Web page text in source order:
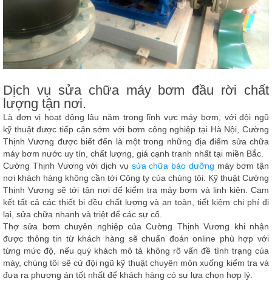
Dịch vụ sửa chữa máy bơm đầu rời chất
lượng tận nơi.
Là đơn vị hoạt động lâu năm trong lĩnh vực máy bơm, với đội ngũ
kỹ thuật được tiếp cận sớm với bơm công nghiệp tại Hà Nội, Cường
Thịnh Vương được biết đến là một trong những địa điểm sửa chữa
máy bơm nước uy tín, chất lượng, giá cạnh tranh nhất tại miền Bắc.
Cường Thịnh Vương với dịch vụ sửa chữa bảo dưỡng máy bơm tận
nơi khách hàng không cần tới Công ty của chúng tôi. Kỹ thuật Cường
Thịnh Vương sẽ tới tận nơi để kiểm tra máy bơm và linh kiện. Cam
kết tất cả các thiết bị đều chất lượng và an toàn, tiết kiệm chi phí đi
lại, sửa chữa nhanh và triệt để các sự cố.
Thợ sửa bơm chuyên nghiệp củaCường Thịnh Vương khi nhận
được thông tin từ khách hàng sẽ chuẩn đoán online phù hợp với
từng mức độ, nếu quý khách mô tả không rõ vấn đề tình trạng của
máy, chúng tôi sẽ cử đội ngũ kỹ thuật chuyên môn xuống kiểm tra và
đưa ra phương án tốt nhất để khách hàng có sự lựa chọn hợp lý.